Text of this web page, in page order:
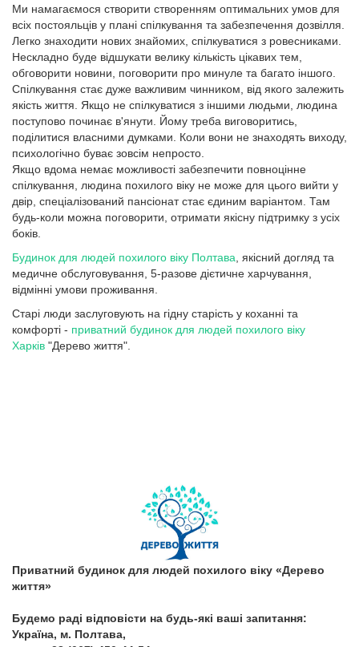
Ми намагаємося створити створенням оптимальних умов для
всіх постояльців у плані спілкування та забезпечення дозвілля.
Легко знаходити нових знайомих, спілкуватися з ровесниками.
Нескладно буде відшукати велику кількість цікавих тем,
обговорити новини, поговорити про минуле та багато іншого.
Спілкування стає дуже важливим чинником, від якого залежить
якість життя. Якщо не спілкуватися з іншими людьми, людина
поступово починає в'янути. Йому треба виговоритись,
поділитися власними думками. Коли вони не знаходять виходу,
психологічно буває зовсім непросто.
Якщо вдома немає можливості забезпечити повноцінне
спілкування, людина похилого віку не може для цього вийти у
двір, спеціалізований пансіонат стає єдиним варіантом. Там
будь-коли можна поговорити, отримати якісну підтримку з усіх
боків.
Будинок для людей похилого віку Полтава , якісний догляд та
медичне обслуговування, 5-разове дієтичне харчування,
відмінні умови проживання.
Старі люди заслуговують на гідну старість у коханні та
комфорті - приватний будинок для людей похилого віку
Харків "Дерево життя".
Приватний будинок для людей похилого віку «Дерево
життя»
Будемо раді відповісти на будь-які ваші запитання:
Україна, м. Полтава,